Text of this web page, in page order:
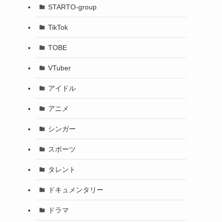
STARTO-group
TikTok
TOBE
VTuber
アイドル
アニメ
シンガー
スポーツ
タレント
ドキュメンタリー
ドラマ